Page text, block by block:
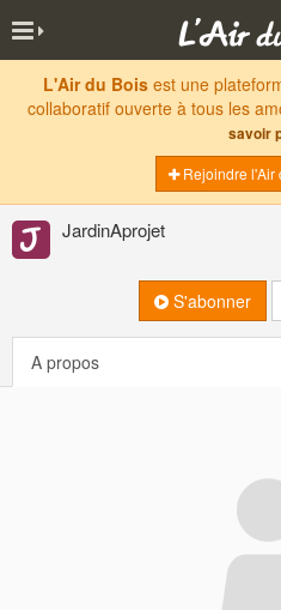
L'Air du Boisest une
collaboratif ouverte à tous les
savoir
Rejoindre l'Air
JardinAprojet
S'abonner
A propos